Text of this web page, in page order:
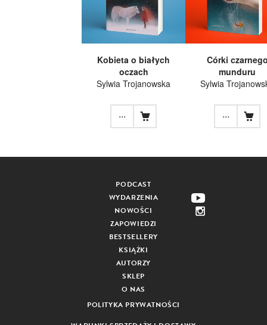
Kobieta o białych
oczach
Sylwia Trojanowska
...
Córki
munduru
Sylwia
...
PODCAST
WYDARZENIA
NOWOŚCI
ZAPOWIEDZI
BESTSELLERY
KSIĄŻKI
AUTORZY
SKLEP
O NAS
POLITYKA PRYWATNOŚCI